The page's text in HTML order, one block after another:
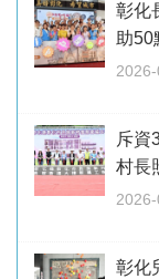
彰化
助50
斥資
村長
彰化